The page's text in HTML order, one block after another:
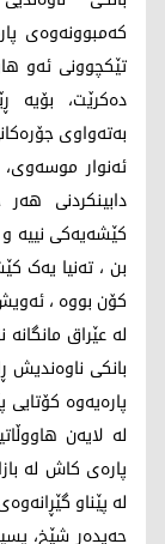
کەمبوونەوەی
تێکچوونی ئەو
دەکرێت، بۆیە
بەتەواوی
دابینکردنی
کێشەیەکی نییە و
بن ، تەنیا یەک
کۆن بووە ،
لە لایەن
پارەی کاش لە
لە پێناو
حەیدەر شێخ،